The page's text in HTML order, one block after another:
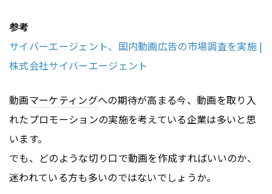
参考
サイバーエージェント、国内動画広告の市場調査を実施 |
株式会社サイバーエージェント
動画マーケティングへの期待が高まる今、動画を取り入
れたプロモーションの実施を考えている企業は多いと思
います。
でも、どのような切り口で動画を作成すればいいのか、
迷われている方も多いのではないでしょうか。